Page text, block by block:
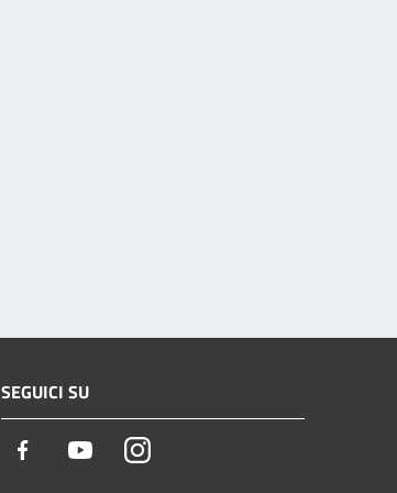
SEGUICI SU
Facebook YoutubeInstagram